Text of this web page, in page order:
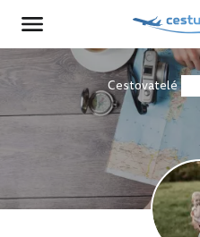
Cestovatelé